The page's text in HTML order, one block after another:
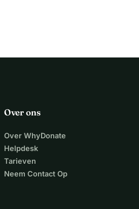
Over ons
Over WhyDonate
Helpdesk
Tarieven
Neem Contact Op